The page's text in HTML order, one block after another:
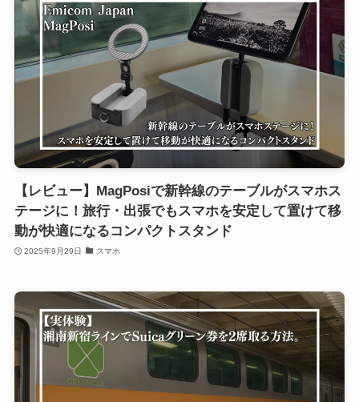
【レビュー】MagPosiで新幹線のテーブルがスマホス
テージに！旅行・出張でもスマホを安定して置けて移
動が快適になるコンパクトスタンド
2025年9月29日 スマホ